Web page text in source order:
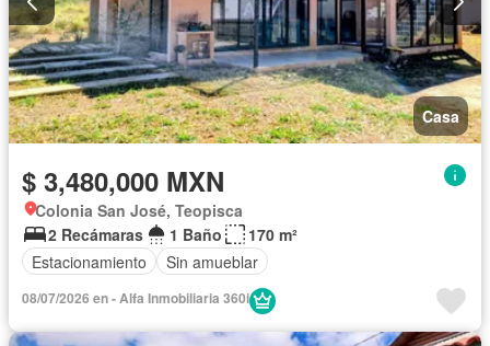
Casa
$ 3,480,000 MXN
Colonia San José, Teopisca
2 Recámaras
1 Baño
170 m²
Estacionamiento
Sin amueblar
08/07/2026 en - Alfa Inmobiliaria 360i